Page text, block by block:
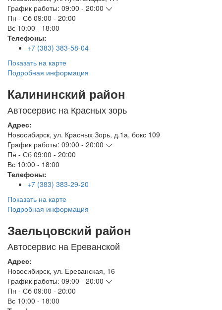
График работы: 09:00 - 20:00
Пн - Сб 09:00 - 20:00
Вс 10:00 - 18:00
Телефоны:
+7 (383) 383-58-04
Показать на карте
Подробная информация
Калининский район
Автосервис на Красных зорь
Адрес:
Новосибирск, ул. Красных Зорь, д.1а, бокс 109
График работы: 09:00 - 20:00
Пн - Сб 09:00 - 20:00
Вс 10:00 - 18:00
Телефоны:
+7 (383) 383-29-20
Показать на карте
Подробная информация
Заельцовский район
Автосервис на Ереванской
Адрес:
Новосибирск, ул. Ереванская, 16
График работы: 09:00 - 20:00
Пн - Сб 09:00 - 20:00
Вс 10:00 - 18:00